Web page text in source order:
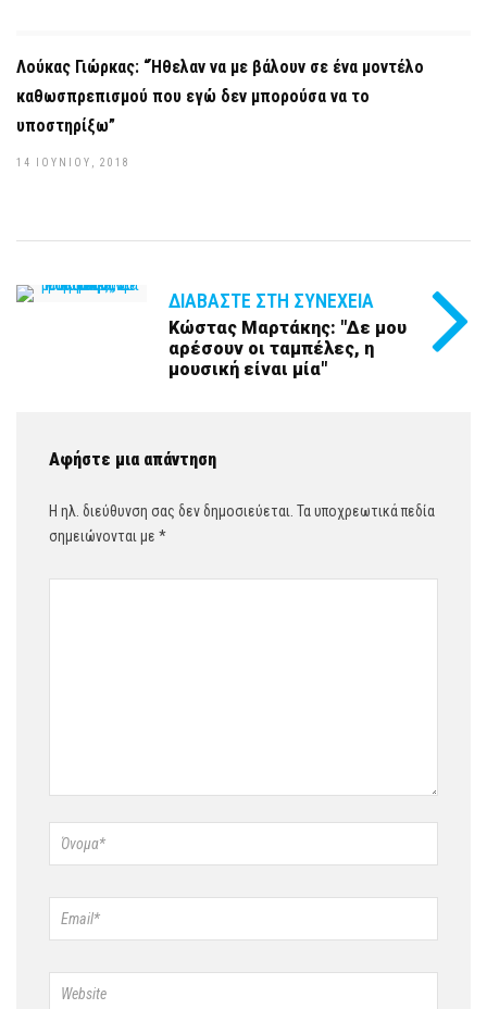
Λούκας Γιώρκας: “Ήθελαν να με βάλουν σε ένα μοντέλο
καθωσπρεπισμού που εγώ δεν μπορούσα να το
υποστηρίξω”
14 ΙΟΥΝΊΟΥ, 2018
ΔΙΑΒΆΣΤΕ ΣΤΗ ΣΥΝΈΧΕΙΑ
Κώστας Μαρτάκης: "Δε μου
αρέσουν οι ταμπέλες, η
μουσική είναι μία"
Αφήστε μια απάντηση
Η ηλ. διεύθυνση σας δεν δημοσιεύεται. Τα υποχρεωτικά πεδία
σημειώνονται με *